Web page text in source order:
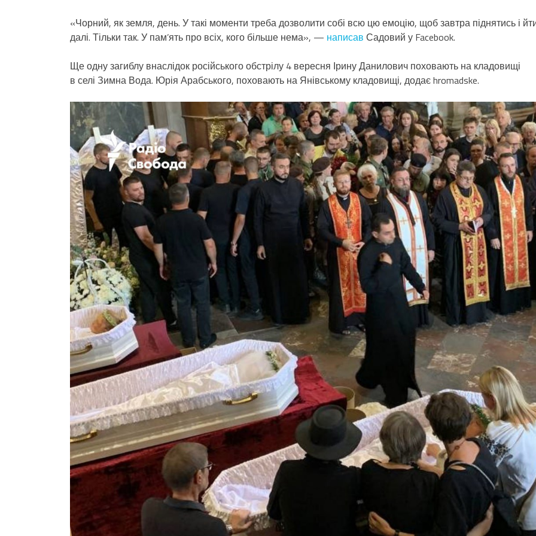
«Чорний, як земля, день. У такі моменти треба дозволити собі всю цю емоцію, щоб завтра піднятись і
далі. Тільки так. У пам’ять про всіх, кого більше нема», — написав Садовий у Facebook.
Ще одну загиблу внаслідок російського обстрілу 4 вересня Ірину Данилович поховають на кладовищі
в селі Зимна Вода. Юрія Арабського, поховають на Янівському кладовищі, додає hromadske.